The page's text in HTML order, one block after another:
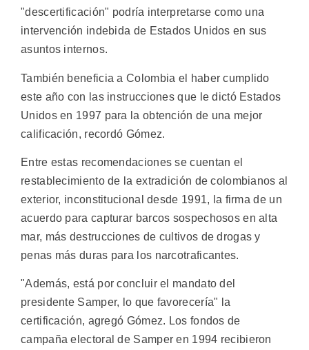
"descertificación" podría interpretarse como una
intervención indebida de Estados Unidos en sus
asuntos internos.
También beneficia a Colombia el haber cumplido
este año con las instrucciones que le dictó Estados
Unidos en 1997 para la obtención de una mejor
calificación, recordó Gómez.
Entre estas recomendaciones se cuentan el
restablecimiento de la extradición de colombianos al
exterior, inconstitucional desde 1991, la firma de un
acuerdo para capturar barcos sospechosos en alta
mar, más destrucciones de cultivos de drogas y
penas más duras para los narcotraficantes.
"Además, está por concluir el mandato del
presidente Samper, lo que favorecería" la
certificación, agregó Gómez. Los fondos de
campaña electoral de Samper en 1994 recibieron